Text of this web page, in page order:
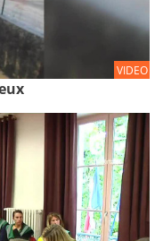
VIDEO